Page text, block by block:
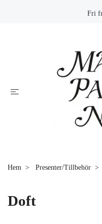
Fri
Hem Presenter/Tillbehör
Doft